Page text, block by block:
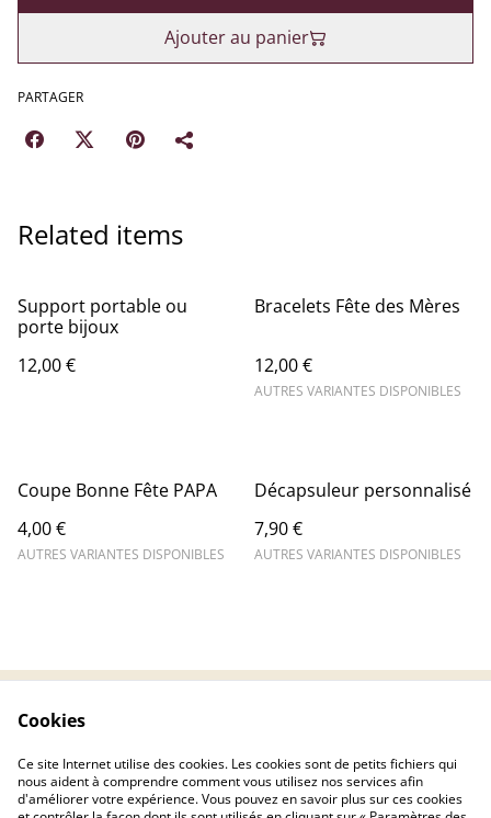
Ajouter au panier
PARTAGER
Related items
Support portable ou
porte bijoux
12,00 €
Bracelets Fête des Mères
12,00 €
AUTRES VARIANTES DISPONIBLES
Coupe Bonne Fête PAPA
4,00 €
AUTRES VARIANTES DISPONIBLES
Décapsuleur personnalisé
7,90 €
AUTRES VARIANTES DISPONIBLES
Politique de
confidentialité
Politique de cookies
Cookies
Ce site Internet utilise des cookies. Les cookies sont de petits fichiers qui
nous aident à comprendre comment vous utilisez nos services afin
d'améliorer votre expérience. Vous pouvez en savoir plus sur ces cookies